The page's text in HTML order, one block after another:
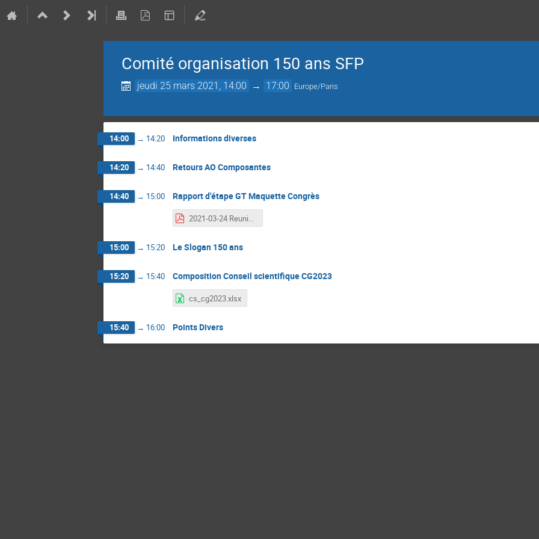
Comité organisation 150 ans SFP
jeudi 25 mars 2021, 14:00 → 17:00 Europe/Paris
14:00 → 14:20 Informations diverses
14:20 → 14:40 Retours AO Composantes
14:40 → 15:00 Rapport d'étape GT Maquette Congrès
2021-03-24 ReunionMaquetteGS2023.pdf
15:00 → 15:20 Le Slogan 150 ans
15:20 → 15:40 Composition Conseil scientifique CG2023
cs_cg2023.xlsx
15:40 → 16:00 Points Divers